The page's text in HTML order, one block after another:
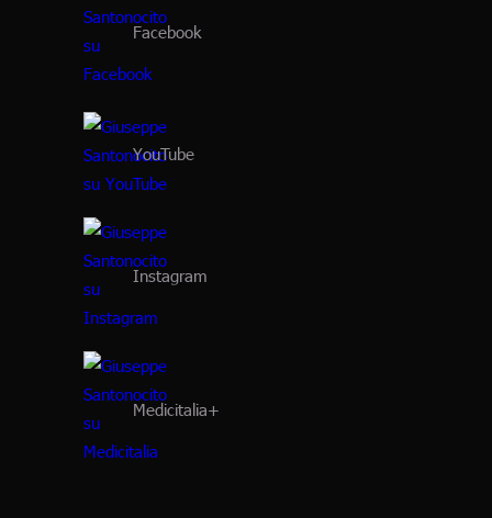
Facebook
YouTube
Instagram
Medicitalia+